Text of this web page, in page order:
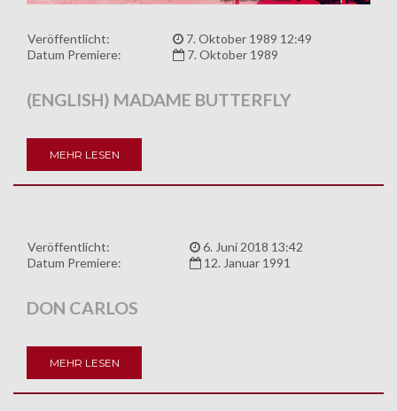
Veröffentlicht:
7. Oktober 1989 12:49
Datum Premiere:
7. Oktober 1989
(ENGLISH) MADAME BUTTERFLY
MEHR LESEN
Veröffentlicht:
6. Juni 2018 13:42
Datum Premiere:
12. Januar 1991
DON CARLOS
MEHR LESEN